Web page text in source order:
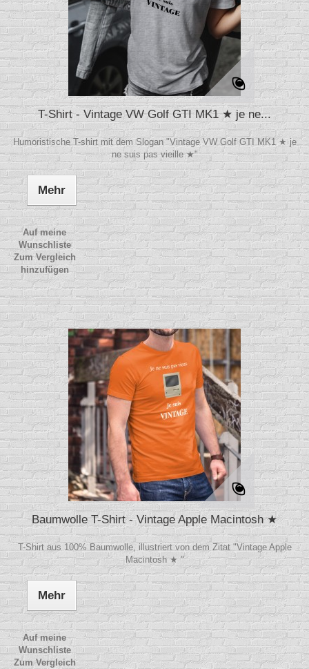
T-Shirt - Vintage VW Golf GTI MK1 ★ je ne...
Humoristische T-shirt mit dem Slogan "Vintage VW Golf GTI MK1 ★ je
ne suis pas vieille ★"
Mehr
Auf meine
Wunschliste
Zum Vergleich
hinzufügen
Baumwolle T-Shirt - Vintage Apple Macintosh ★
T-Shirt aus 100% Baumwolle, illustriert von dem Zitat "Vintage Apple
Macintosh ★ "
Mehr
Auf meine
Wunschliste
Zum Vergleich